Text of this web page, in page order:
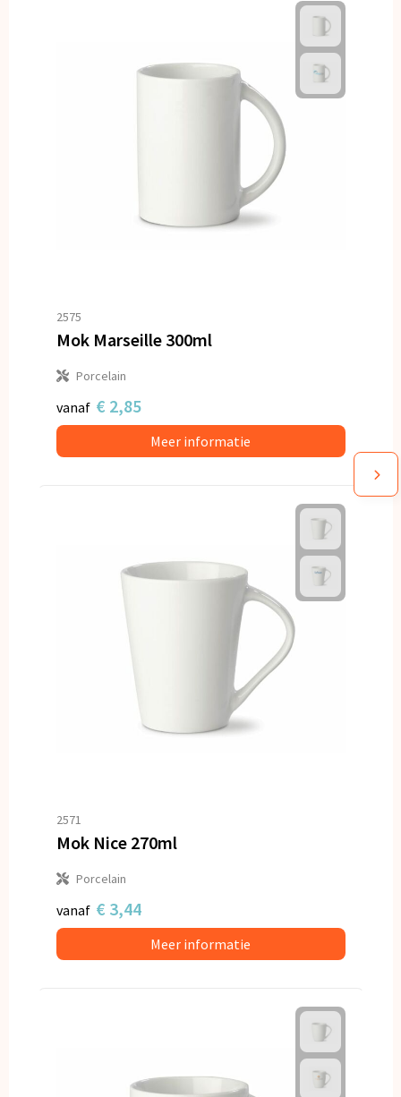
2575
Mok Marseille 300ml
Porcelain
vanaf € 2,85
Meer informatie
2571
Mok Nice 270ml
Porcelain
vanaf € 3,44
Meer informatie